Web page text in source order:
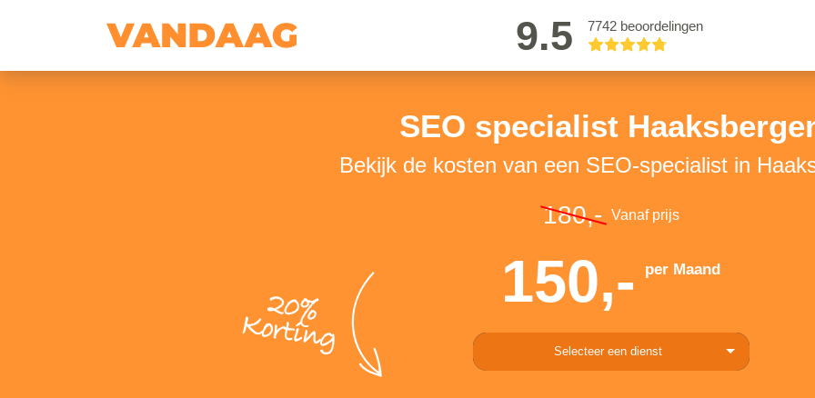
9.5 7742 beoordelingen
SEO specialist
Bekijk de kosten van een SEO-specialist in
20%
Korting
180,- Vanaf prijs
150,- per Maand
Selecteer een dienst